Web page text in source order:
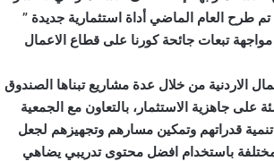
طرح العام الماضي أداة استثمارية جديدة ”
تبعات جائحة كورنا على قطاع الاعمال
الاردنية من خلال عدة مشاريع تبناها الصندوق
على جاهزية الاستثمار، بالتعاون مع الجمعية
تم من خلاله تدريب أكثر من 300 شخص على تنمية قدراتهم وتمكين مسارهم وتجهيزهم لجعل
باستخدام افضل محتوى تدريبي يضاهي